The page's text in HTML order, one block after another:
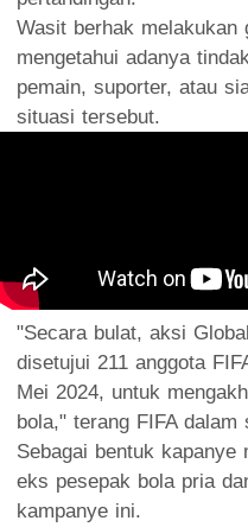
Wasit berhak melakukan
mengetahui adanya
pemain, suporter, atau
situasi tersebut.
"Secara bulat, aksi
disetujui 211 anggota
Mei 2024, untuk
bola," terang FIFA dalam
Sebagai bentuk kapanye
eks pesepak bola pria
kampanye ini.